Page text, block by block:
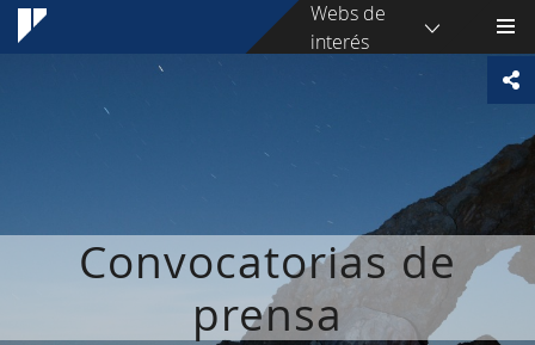
Webs de
interés
Convocatorias de
prensa